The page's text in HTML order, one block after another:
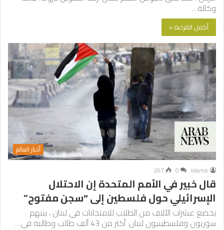
وكالة…
أكمل القراءة »
أخبار العالم
islamic
0
207
قال خبير في الأمم المتحدة إن الاحتلال
الإسرائيلي حول فلسطين إلى “سجن مفتوح”
يخضع عشرات الآلاف من الطلاب للامتحانات في لبنان ، بينهم
سوريون وفلسطينيون لبنان: أكثر من 43 ألف طالب وطالبة في…